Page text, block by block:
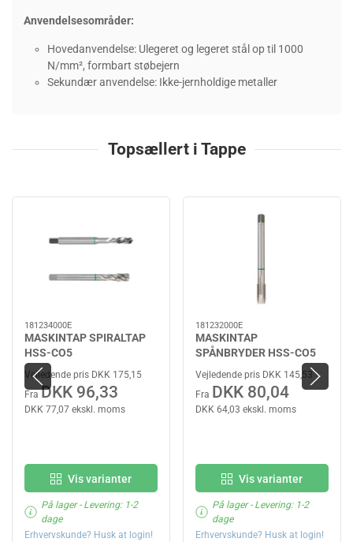
Anvendelsesområder:
Hovedanvendelse: Ulegeret og legeret stål op til 1000
N/mm², formbart støbejern
Sekundær anvendelse: Ikke-jernholdige metaller
Topsællert i Tappe
181234000E
MASKINTAP SPIRALTAP
HSS-CO5
Vejledende pris DKK 175,15
Fra DKK 96,33
DKK 77,07 ekskl. moms
Vis varianter
På lager- Levering: 1-2
dage
Erhvervskunde? Husk at login!
181232000E
MASKINTAP
SPÅNBRYDER HSS-CO5
Vejledende pris DKK 145,53
Fra DKK 80,04
DKK 64,03 ekskl. moms
Vis varianter
På lager- Levering: 1-2
dage
Erhvervskunde? Husk at login!